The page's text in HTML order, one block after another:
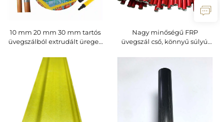
10 mm 20 mm 30 mm tartós
üvegszálból extrudált üreges
alacsony ár rugalmas
extrudált üvegszál csövek rúd
Nagy minőségű FRP
üvegszál cső, könnyű súlyú,
építőipari és ipari
alkalmazásokhoz